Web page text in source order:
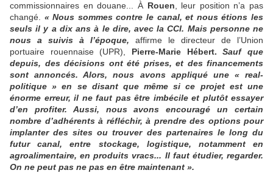
commissionnaires en douane... À Rouen, leur position n’a pas
changé. « Nous sommes contre le canal, et nous étions les
seuls il y a dix ans à le dire, avec la CCI. Mais personne ne
nous a suivis à l’époque, affirme le directeur de l’Union
portuaire rouennaise (UPR), Pierre-Marie Hébert.Sauf que
depuis, des décisions ont été prises, et des financements
sont annoncés. Alors, nous avons appliqué une « real-
politique » en se disant que même si ce projet est une
énorme erreur, il ne faut pas être imbécile et plutôt essayer
d’en profiter. Aussi, nous avons encouragé un certain
nombre d’adhérents à réfléchir, à prendre des options pour
implanter des sites ou trouver des partenaires le long du
futur canal, entre stockage, logistique, notamment en
agroalimentaire, en produits vracs... Il faut étudier, regarder.
On ne peut pas ne pas en être maintenant ».